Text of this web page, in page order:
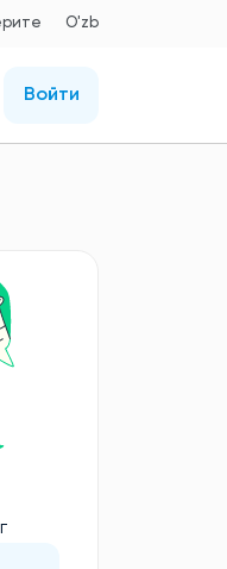
O'zb
Войти